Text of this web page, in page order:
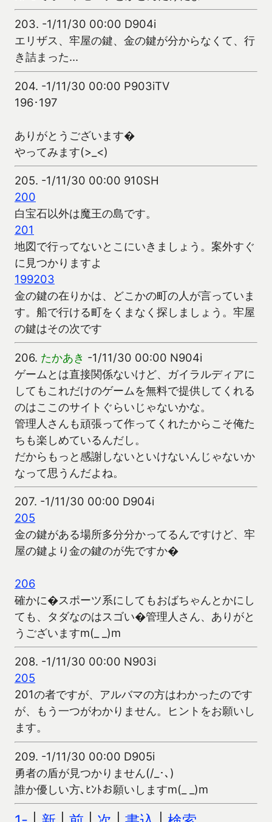
203. -1/11/30 00:00 D904i
エリザス、牢屋の鍵、金の鍵が分からなくて、行
き詰まった…
204. -1/11/30 00:00 P903iTV
196･197
ありがとうございます�
やってみます(>_<)
205. -1/11/30 00:00 910SH
200
白宝石以外は魔王の島です。
201
地図で行ってないとこにいきましょう。案外すぐ
に見つかりますよ
199203
金の鍵の在りかは、どこかの町の人が言っていま
す。船で行ける町をくまなく探しましょう。牢屋
の鍵はその次です
206. たかあき -1/11/30 00:00 N904i
ゲームとは直接関係ないけど、ガイラルディアに
してもこれだけのゲームを無料で提供してくれる
のはここのサイトぐらいじゃないかな。
管理人さんも頑張って作ってくれたからこそ俺た
ちも楽しめているんだし。
だからもっと感謝しないといけないんじゃないか
なって思うんだよね。
207. -1/11/30 00:00 D904i
205
金の鍵がある場所多分分かってるんですけど、牢
屋の鍵より金の鍵のが先ですか�
206
確かに�スポーツ系にしてもおばちゃんとかにし
ても、タダなのはスゴい�管理人さん、ありがと
うございますm(_ _)m
208. -1/11/30 00:00 N903i
205
201の者ですが、アルバマの方はわかったのです
が、もう一つがわかりません。ヒントをお願いし
ます。
209. -1/11/30 00:00 D905i
勇者の盾が見つかりません(/_･､)
誰か優しい方､ﾋﾝﾄお願いしますm(_ _)m